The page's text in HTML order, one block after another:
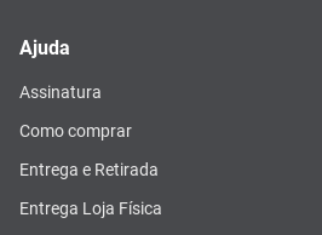
Ajuda
Assinatura
Como comprar
Entrega e Retirada
Entrega Loja Física